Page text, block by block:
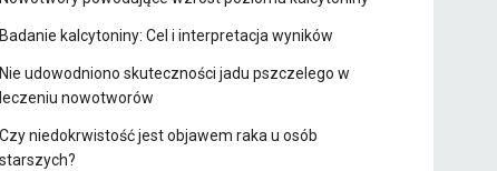
Badanie kalcytoniny: Cel i interpretacja wyników
Nie udowodniono skuteczności jadu pszczelego w
leczeniu nowotworów
Czy niedokrwistość jest objawem raka u osób
starszych?